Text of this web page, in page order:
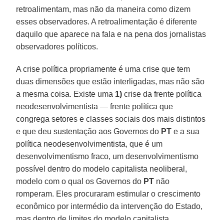
retroalimentam, mas não da maneira como dizem
esses observadores. A retroalimentação é diferente
daquilo que aparece na fala e na pena dos jornalistas
observadores políticos.
A crise política propriamente é uma crise que tem
duas dimensões que estão interligadas, mas não são
a mesma coisa. Existe uma 1) crise da frente política
neodesenvolvimentista — frente política que
congrega setores e classes sociais dos mais distintos
e que deu sustentação aos Governos do PT e a sua
política neodesenvolvimentista, que é um
desenvolvimentismo fraco, um desenvolvimentismo
possível dentro do modelo capitalista neoliberal,
modelo com o qual os Governos do PT não
romperam. Eles procuraram estimular o crescimento
econômico por intermédio da intervenção do Estado,